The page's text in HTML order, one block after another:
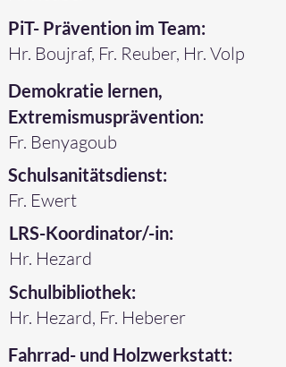
PiT- Prävention im Team:
Hr. Boujraf, Fr. Reuber, Hr. Volp
Demokratie lernen,
Extremismusprävention:
Fr. Benyagoub
Schulsanitätsdienst:
Fr. Ewert
LRS-Koordinator/-in:
Hr. Hezard
Schulbibliothek:
Hr. Hezard, Fr. Heberer
Fahrrad- und Holzwerkstatt: